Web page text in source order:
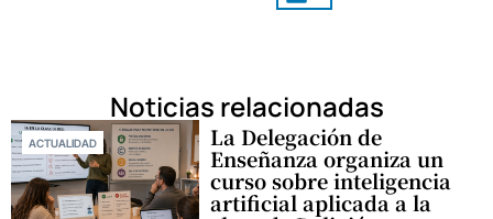
Noticias relacionadas
ACTUALIDAD La Delegación de
Enseñanza organiza un
curso sobre inteligencia
artificial aplicada a la